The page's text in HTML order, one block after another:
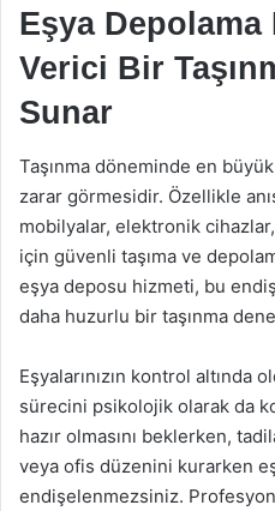
Eşya
Verici Bir
Sunar
Taşınma döneminde en
zarar görmesidir. Özellikle
mobilyalar, elektronik
için güvenli taşıma ve
eşya deposu hizmeti, bu
daha huzurlu bir taşınma
Eşyalarınızın kontrol altında
sürecini psikolojik olarak da
hazır olmasını beklerken,
veya ofis düzenini kurarken
endişelenmezsiniz.